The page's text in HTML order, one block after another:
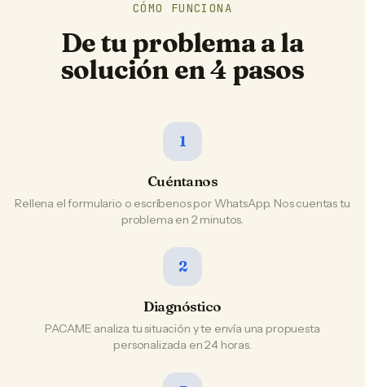
CÓMO FUNCIONA
De tu problema a la
solución en 4 pasos
1
Cuéntanos
Rellena el formulario o escríbenos por WhatsApp. Nos cuentas tu
problema en 2 minutos.
2
Diagnóstico
PACAME analiza tu situación y te envía una propuesta
personalizada en 24 horas.